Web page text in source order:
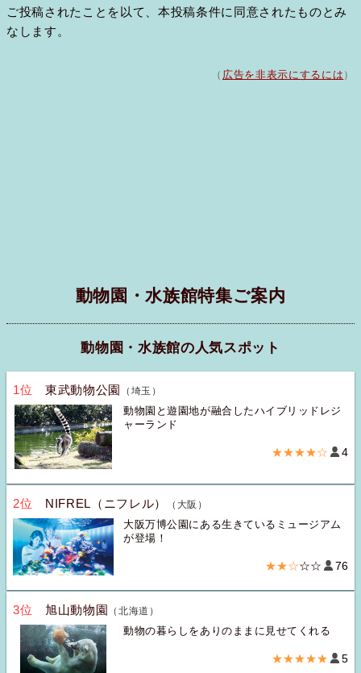
ご投稿されたことを以て、本投稿条件に同意されたものとみ
なします。
（ 広告を非表示にするには ）
動物園・水族館特集ご案内
動物園・水族館の人気スポット
1位 東武動物公園
（埼玉）
動物園と遊園地が融合したハイブリッドレジ
ャーランド
★★★★☆ 4
2位 NIFREL（ニフレル）
（大阪）
大阪万博公園にある生きているミュージアム
が登場！
★★☆☆☆ 76
3位 旭山動物園 （北海道）
動物の暮らしをありのままに見せてくれる
★★★★★ 5